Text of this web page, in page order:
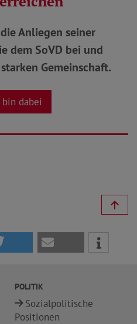
Anliegen seiner
dem SoVD bei und
Gemeinschaft.
bin dabei
POLITIK
Sozialpolitische
Positionen